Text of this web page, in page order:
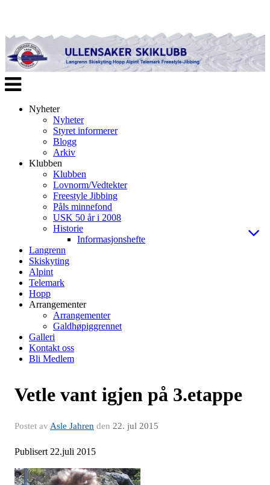
Veksle
navigasjon
Nyheter
Nyheter
Styret informerer
Blogg
Arkiv
Klubben
Klubben
Lovnorm/Vedtekter
Freestyle Jibbing
Påls minnefond
USK 50 år i 2008
Historie
Informasjonshefte
Langrenn
Skiskyting
Alpint
Telemark
Hopp
Arrangementer
Arrangementer
Galdhøpiggrennet
Galleri
Kontakt oss
Bli Medlem
Vetle vant igjen på 3.etappe
Postet av Asle Jahren den 22. jul 2015
Publisert 22.juli 2015